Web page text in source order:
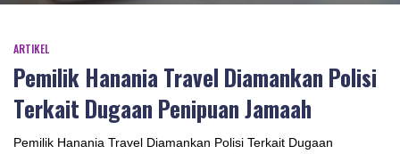
ARTIKEL
Pemilik Hanania Travel Diamankan Polisi
Terkait Dugaan Penipuan Jamaah
Pemilik Hanania Travel Diamankan Polisi Terkait Dugaan